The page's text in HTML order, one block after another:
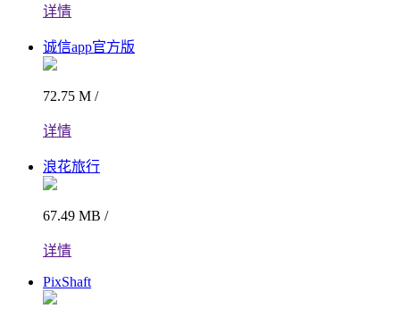
详情
诚信app官方版
72.75 M /
详情
浪花旅行
67.49 MB /
详情
PixShaft